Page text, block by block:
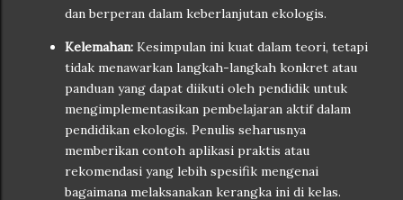
dan berperan dalam keberlanjutan ekologis.
Kelemahan: Kesimpulan ini kuat dalam teori, tetapi
tidak menawarkan langkah-langkah konkret atau
panduan yang dapat diikuti oleh pendidik untuk
mengimplementasikan pembelajaran aktif dalam
pendidikan ekologis. Penulis seharusnya
memberikan contoh aplikasi praktis atau
rekomendasi yang lebih spesifik mengenai
bagaimana melaksanakan kerangka ini di kelas.